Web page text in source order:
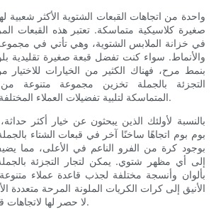
واحدة من اتجاهات القبعات الشتوية الأكثر شعبية
صغيرة كلاسيكية متماسكة. تعتبر هذه القبعات
في خزانة الملابس الشتوية، وهي تأتي في
والأنماط. سواء كنت تفضل قبعة صغيرة تقليدية
بنمط مرح، فهناك الكثير من الخيارات للاختيار
التجزئة بالجملة تخزين مجموعة متنوعة من
المتماسكة لتلبية تفضيلات العملاء المختلفة وتفضيلات الأسلوب.
بالنسبة لأولئك الذين يبحثون عن خيار أكثر
بوم بوم اتجاهًا ساخنًا آخر في قبعات الشتاء
بوجود كرة من الفرو الناعم في الأعلى، مما
إلى أي مظهر شتوي. يمكن لتجار التجزئة
بألوان وأنسجة مختلفة لجذب قاعدة عملاء
الأنيق إلى كرات الكريات الملونة المرحة متعددة
لا حصر لها لاتجاهات قبعات الشتاء بالجملة.